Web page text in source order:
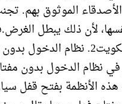
الأصدقاء الموثوق بهم.
لأن ذلك يبطل
الصوابر الكويت2. نظام
في نظام الدخول بدون
الأنظمة بفتح قفل